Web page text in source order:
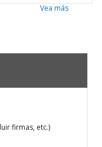
Vea más
firmas, etc.)